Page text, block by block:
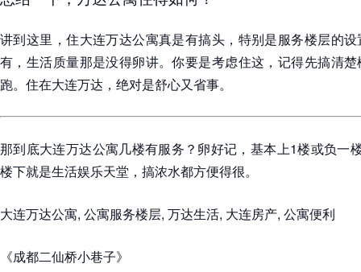
讲到这里，住大连万达公寓真是有搞头，特别是服务楼层的
有，生活质量那是没得卵讲。你要是考虑住这，记得先搞清
跑。住在大连万达，绝对是舒心又省事。
那到底大连万达公寓几楼有服务？卵好记，基本上1楼或负一
楼下就是生活娱乐天堂，搞浓水都方便得很。
大连万达公寓, 公寓服务楼层, 万达生活, 大连房产, 公寓便利
《成都二仙桥小巷子》